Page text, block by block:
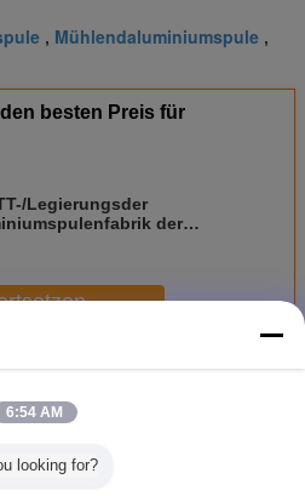
, Mühlendaluminiumspule ,
besten Preis für
Legierungsder
der
6:54 AM
looking for?